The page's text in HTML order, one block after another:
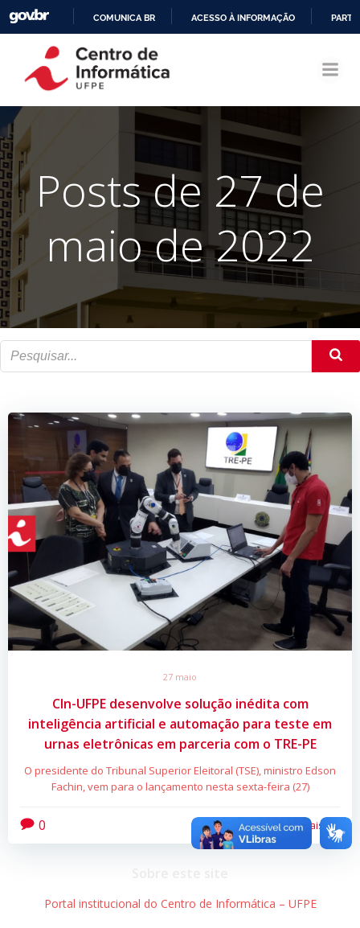
CONTEÚDO
COMUNICA BR ACESSO À INFORMAÇÃO
Posts de 27 de
maio de 2022
27 maio
CIn-UFPE desenvolve solução inédita com
inteligência artificial e automação para teste em
urnas eletrônicas em parceria com o TRE-PE
O presidente do Tribunal Superior Eleitoral (TSE), ministro Edson
Fachin, vem para o lançamento nesta sexta-feira (27)
0 Leia mais
Portal institucional do Centro de Informática – UFPE